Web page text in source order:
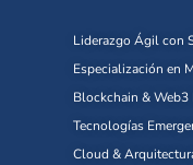
Liderazgo Ágil con
Especialización en
Blockchain &
Tecnologías
Cloud &